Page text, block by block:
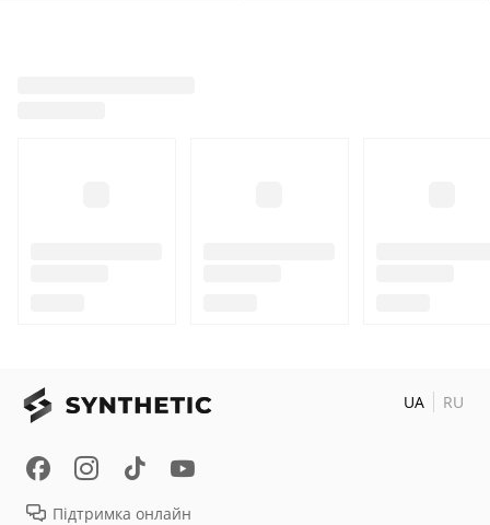
Підтримка онлайн
UA RU